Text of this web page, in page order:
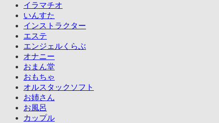
イラマチオ
いんすた
インストラクター
エステ
エンジェルくらぶ
オナニー
おまん堂
おもちゃ
オルスタックソフト
お姉さん
お風呂
カップル